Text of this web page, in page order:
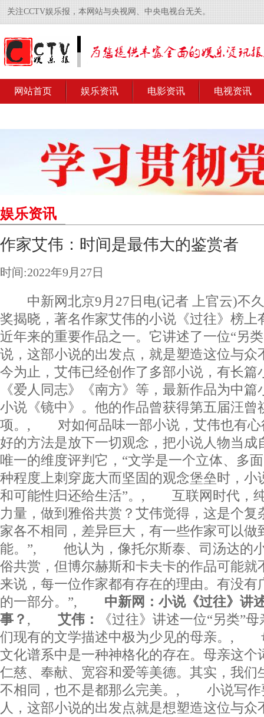
关注CCTV娱乐报，本网站与央视网、中央电视台无关。
网站首页 娱乐资讯 电影资讯 电视资讯
娱乐资讯
作家艾伟：时间是最伟大的鉴赏者
时间:2022年9月27日
中新网北京9月27日电(记者 上官云)不
奖揭晓，著名作家艾伟的小说《过往》
近年来的重要作品之一。它讲述了一位“另
说，这部小说的出发点，就是塑造这位
今为止，艾伟已经创作了多部小说，有长篇
《爱人同志》《南方》等，最新作品为中
小说《镜中》。他的作品曾获得第五届汪曾
项。, 对如何品味一部小说，艾伟也有心
好的方法是放下一切观念，把小说人物当成
唯一的维度评判它，“文学是一个立体、多
种程度上刺穿庞大而坚固的观念堡垒时，小
和可能性归还给生活”。, 互联网时代，
力量，做到雅俗共赏？艾伟觉得，这是个复
家各不相同，差异巨大，有一些作家可以做
能。”, 他认为，像托尔斯泰、司汤达的
俗共赏，但博尔赫斯和卡夫卡的作品可能就
来说，每一位作家都有存在的理由。有没有
的一部分。”, 中新网：小说《过往》讲
事？ , 艾伟：
《过往》讲述一位“另类”
们现有的文学描述中极为少见的母亲。,
文化谱系中是一种神格化的存在。母亲这个
仁慈、奉献、宽容和爱等美德。其实，我们
不相同，也不是都那么完美。, 小说写作
人，这部小说的出发点就是想塑造这位与众